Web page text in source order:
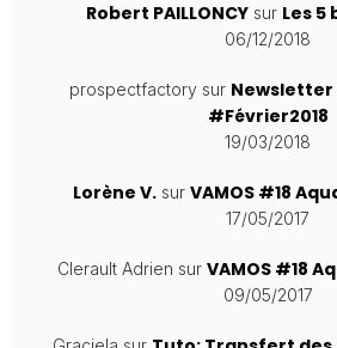
Robert PAILLONCYsur Les 5
06/12/2018
prospectfactorysur Newsletter
#Février2018
19/03/2018
Lorène V. sur VAMOS #18
17/05/2017
Clerault Adrien sur VAMOS #18
09/05/2017